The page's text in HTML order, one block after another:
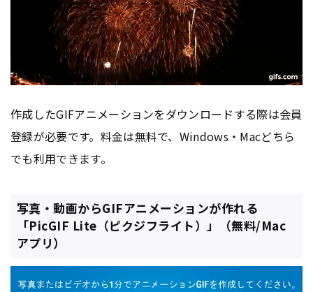
作成したGIFアニメーションをダウンロードする際は会員
登録が必要です。料金は無料で、Windows・Macどちら
でも利用できます。
写真・動画からGIFアニメーションが作れる
「PicGIF Lite（ピクジフライト）」（無料/Mac
アプリ）